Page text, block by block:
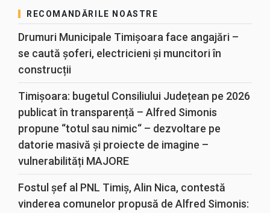
RECOMANDĂRILE NOASTRE
Drumuri Municipale Timișoara face angajări –
se caută șoferi, electricieni și muncitori în
construcții
Timișoara: bugetul Consiliului Județean pe 2026
publicat în transparență – Alfred Simonis
propune “totul sau nimic“ – dezvoltare pe
datorie masivă și proiecte de imagine –
vulnerabilități MAJORE
Fostul șef al PNL Timiș, Alin Nica, contestă
vinderea comunelor propusă de Alfred Simonis: